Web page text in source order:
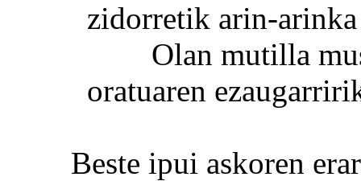
zidorretik arin-arinka
Olan mutilla
oratuaren
Beste ipui askoren